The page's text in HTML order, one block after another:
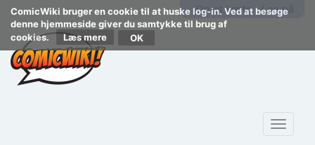
ComicWiki bruger en cookie til at huske log-in. Ved at besøge
denne hjemmeside giver du samtykke til brug af
cookies.
Læs mere
Opret konto Log på
Toggle